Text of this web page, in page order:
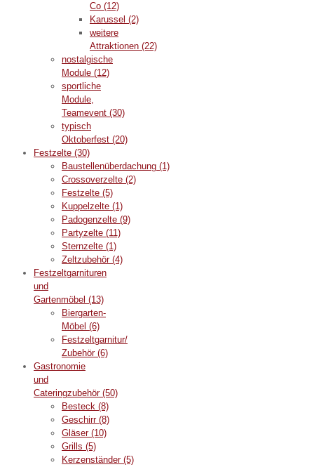
Co (12)
Karussel (2)
weitere
Attraktionen (22)
nostalgische
Module (12)
sportliche
Module,
Teamevent (30)
typisch
Oktoberfest (20)
Festzelte (30)
Baustellenüberdachung (1)
Crossoverzelte (2)
Festzelte (5)
Kuppelzelte (1)
Padogenzelte (9)
Partyzelte (11)
Sternzelte (1)
Zeltzubehör (4)
Festzeltgarnituren
und
Gartenmöbel (13)
Biergarten-
Möbel (6)
Festzeltgarnitur/
Zubehör (6)
Gastronomie
und
Cateringzubehör (50)
Besteck (8)
Geschirr (8)
Gläser (10)
Grills (5)
Kerzenständer (5)